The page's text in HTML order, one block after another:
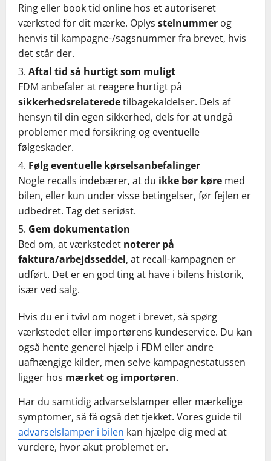
Ring eller book tid online hos et autoriseret
værksted for dit mærke. Oplys stelnummer og
henvis til kampagne-/sagsnummer fra brevet, hvis
det står der.
Aftal tid så hurtigt som muligt
FDM anbefaler at reagere hurtigt på
sikkerhedsrelateredetilbagekaldelser. Dels af
hensyn til din egen sikkerhed, dels for at undgå
problemer med forsikring og eventuelle
følgeskader.
Følg eventuelle kørselsanbefalinger
Nogle recalls indebærer, at du ikke bør køre med
bilen, eller kun under visse betingelser, før fejlen er
udbedret. Tag det seriøst.
Gem dokumentation
Bed om, at værkstedet noterer på
faktura/arbejdsseddel, at recall-kampagnen er
udført. Det er en god ting at have i bilens historik,
især ved salg.
Hvis du er i tvivl om noget i brevet, så spørg
værkstedet eller importørens kundeservice. Du kan
også hente generel hjælp i FDM eller andre
uafhængige kilder, men selve kampagnestatussen
ligger hos mærket og importøren.
Har du samtidig advarselslamper eller mærkelige
symptomer, så få også det tjekket. Vores guide til
advarselslamper i bilen kan hjælpe dig med at
vurdere, hvor akut problemet er.